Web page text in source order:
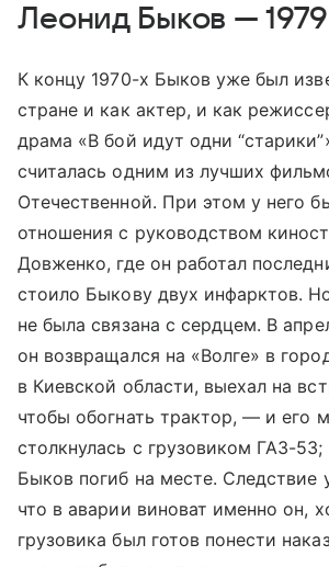
Леонид Быков — 1979
К концу 1970-х Быков уже был
стране и как актер, и как
драма «В бой идут одни
считалась одним из лучших
Отечественной. При этом у него
отношения с руководством
Довженко, где он работал
стоило Быкову двух инфарктов.
не была связана с сердцем. В
он возвращался на «Волге» в
в Киевской области, выехал на
чтобы обогнать трактор, — и его
столкнулась с грузовиком ГАЗ-
Быков погиб на месте. Следствие
что в аварии виноват именно он,
грузовика был готов понести